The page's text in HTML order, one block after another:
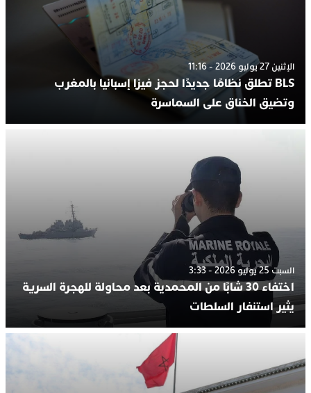
الإثنين 27 يوليو 2026 - 11:16
BLS تطلق نظامًا جديدًا لحجز فيزا إسبانيا بالمغرب
وتضيق الخناق على السماسرة
السبت 25 يوليو 2026 - 3:33
اختفاء 30 شابًا من المحمدية بعد محاولة للهجرة السرية
يثير استنفار السلطات